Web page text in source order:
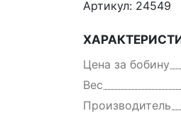
Артикул: 24549
Цена за бобину
Вес
Производитель